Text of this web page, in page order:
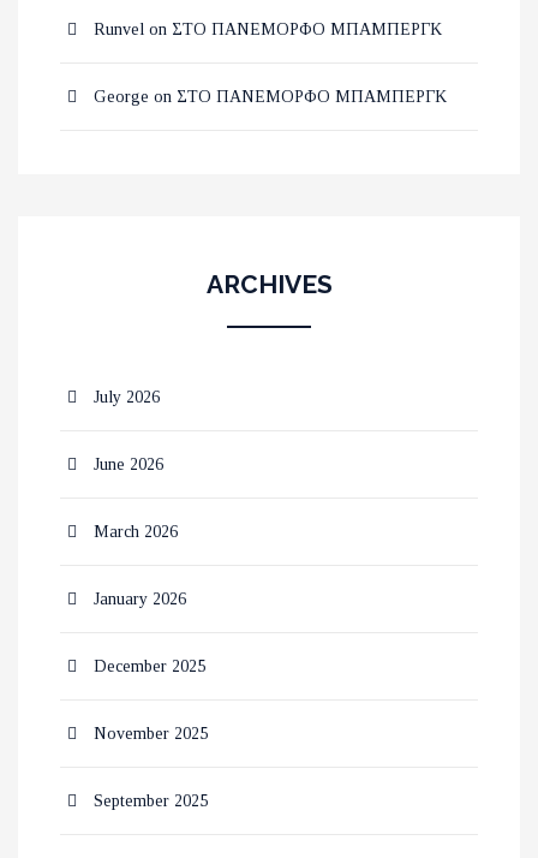
Runvel on ΣΤΟ ΠΑΝΕΜΟΡΦΟ ΜΠΑΜΠΕΡΓΚ
George on ΣΤΟ ΠΑΝΕΜΟΡΦΟ ΜΠΑΜΠΕΡΓΚ
ARCHIVES
July 2026
June 2026
March 2026
January 2026
December 2025
November 2025
September 2025